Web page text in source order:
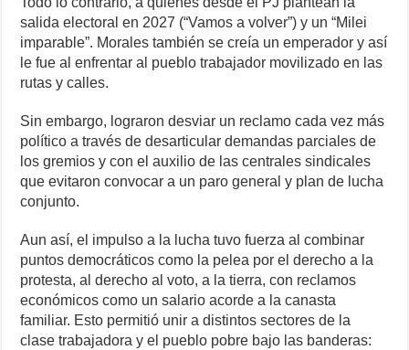
salida electoral en 2027 (“Vamos a volver”) y un “Milei
imparable”. Morales también se creía un emperador y así
le fue al enfrentar al pueblo trabajador movilizado en las
rutas y calles.
Sin embargo, lograron desviar un reclamo cada vez más
político a través de desarticular demandas parciales de
los gremios y con el auxilio de las centrales sindicales
que evitaron convocar a un paro general y plan de lucha
conjunto.
Aun así, el impulso a la lucha tuvo fuerza al combinar
puntos democráticos como la pelea por el derecho a la
protesta, al derecho al voto, a la tierra, con reclamos
económicos como un salario acorde a la canasta
familiar. Esto permitió unir a distintos sectores de la
clase trabajadora y el pueblo pobre bajo las banderas: